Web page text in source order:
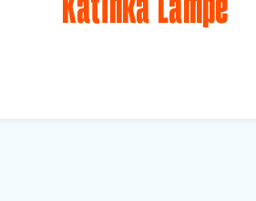
Katinka Lampe